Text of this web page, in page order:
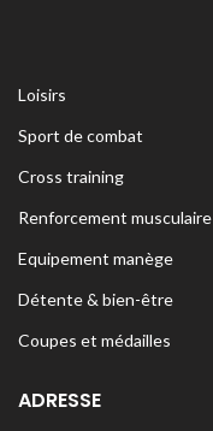
Loisirs
Sport de combat
Cross training
Renforcement musculaire
Equipement manège
Détente & bien-être
Coupes et médailles
ADRESSE